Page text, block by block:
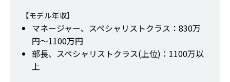
【モデル年収】
マネージャー、スペシャリストクラス：830万
円～1100万円
部長、スペシャリストクラス(上位)：1100万以
上